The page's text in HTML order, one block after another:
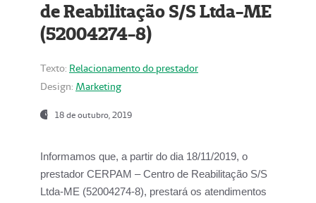
de Reabilitação S/S Ltda-ME
(52004274-8)
Texto: Relacionamento do prestador
Design: Marketing
18 de outubro, 2019
Informamos que, a partir do dia 18/11/2019, o
prestador CERPAM – Centro de Reabilitação S/S
Ltda-ME (52004274-8), prestará os atendimentos